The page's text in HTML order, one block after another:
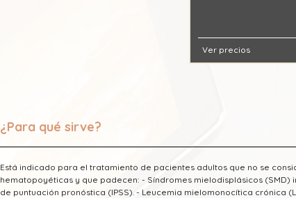
Ver precios
¿Para qué sirve?
Está indicado para el tratamiento de pacientes adultos que no se
hematopoyéticas y que padecen: - Síndromes mielodisplásicos
de puntuación pronóstica (IPSS). - Leucemia mielomonocítica crónica